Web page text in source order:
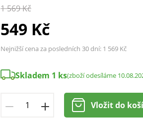
1 569 Kč
549 Kč
Nejnižší cena za posledních 30 dní: 1 569 Kč
Skladem 1 ks(zboží odesíláme
Vložit do